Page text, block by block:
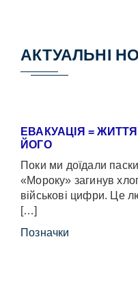
АКТУАЛЬНІ
ЕВАКУАЦІЯ =
ЙОГО
Поки ми доїдали
«Мороку» загинув
військові цифри. Це
[…]
Позначки